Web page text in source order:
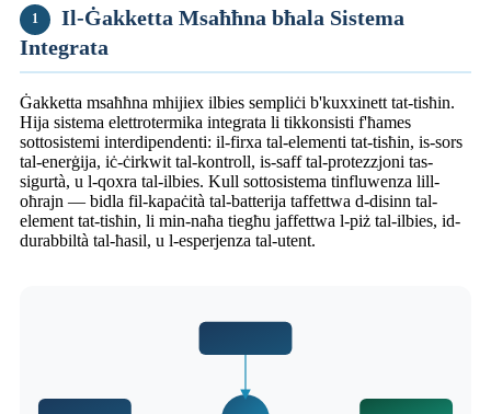
1
Il-Ġakketta Msaħħna bħala Sistema
Integrata
Ġakketta msaħħna mhijiex ilbies sempliċi b'kuxxinett tat-tisħin.
Hija sistema elettrotermika integrata li tikkonsisti f'ħames
sottosistemi interdipendenti: il-firxa tal-elementi tat-tisħin, is-sors
tal-enerġija, iċ-ċirkwit tal-kontroll, is-saff tal-protezzjoni tas-
sigurtà, u l-qoxra tal-ilbies. Kull sottosistema tinfluwenza lill-
oħrajn — bidla fil-kapaċità tal-batterija taffettwa d-disinn tal-
element tat-tisħin, li min-naħa tiegħu jaffettwa l-piż tal-ilbies, id-
durabbiltà tal-ħasil, u l-esperjenza tal-utent.